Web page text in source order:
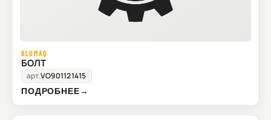
BLUMAQ
БОЛТ
арт.VO901121415
ПОДРОБНЕЕ→